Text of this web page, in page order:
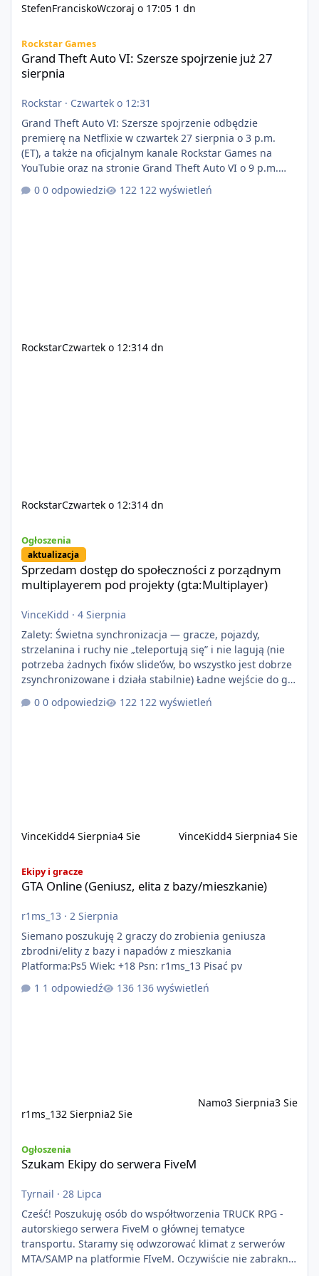
StefenFranciskoWczoraj o 17:05 1 dn
Rockstar Games
Grand Theft Auto VI: Szersze spojrzenie już 27
sierpnia
Rockstar · Czwartek o 12:31
Grand Theft Auto VI: Szersze spojrzenie odbędzie
premierę na Netflixie w czwartek 27 sierpnia o 3 p.m.
(ET), a także na oficjalnym kanale Rockstar Games na
YouTubie oraz na stronie Grand Theft Auto VI o 9 p.m.
(ET) 27 sierpnia. https://netflix.com/GTAVI Grand Theft
Auto VI będzie dostępne 19 listopada na PlayStation 5
0 odpowiedzi 122 wyświetleń
RockstarCzwartek o 12:314 dn
RockstarCzwartek o 12:314 dn
Ogłoszenia
aktualizacja
Sprzedam dostęp do społeczności z porządnym
multiplayerem pod projekty (gta:Multiplayer)
VinceKidd · 4 Sierpnia
Zalety: Świetna synchronizacja — gracze, pojazdy,
strzelanina i ruchy nie „teleportują się” i nie lagują (nie
potrzeba żadnych fixów slide’ów, bo wszystko jest dobrze
zsynchronizowane i działa stabilnie) Ładne wejście do gry
+ solidny antycheat na poziomie multiplayera Wygodne
pisanie własnych modów i skryptów (wsparcie C# / JS /
0 odpowiedzi 122 wyświetleń
VinceKidd4 Sierpnia4 Sie VinceKidd4 Sierpnia4 Sie
Ekipy i gracze
GTA Online (Geniusz, elita z bazy/mieszkanie)
r1ms_13 · 2 Sierpnia
Siemano poszukuję 2 graczy do zrobienia geniusza
zbrodni/elity z bazy i napadów z mieszkania
Platforma:Ps5 Wiek: +18 Psn: r1ms_13 Pisać pv
1 odpowiedź
136 wyświetleń
r1ms_132 Sierpnia2 Sie
Namo3 Sierpnia3 Sie
Ogłoszenia
Szukam Ekipy do serwera FiveM
Tyrnail · 28 Lipca
Cześć! Poszukuję osób do współtworzenia TRUCK RPG -
autorskiego serwera FiveM o głównej tematyce
transportu. Staramy się odwzorować klimat z serwerów
MTA/SAMP na platformie FIveM. Oczywiście nie zabraknie